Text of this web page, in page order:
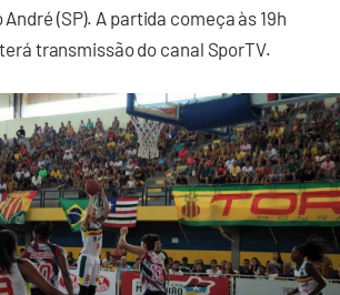
(SP). A partida começa às 19h
transmissão do canal SporTV.